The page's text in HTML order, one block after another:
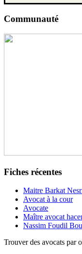
Communauté
Fiches récentes
Maitre Barkat
Avocat à la cour
Avocate
Maître avocat
Nassim Foudil
Trouver des avocats par